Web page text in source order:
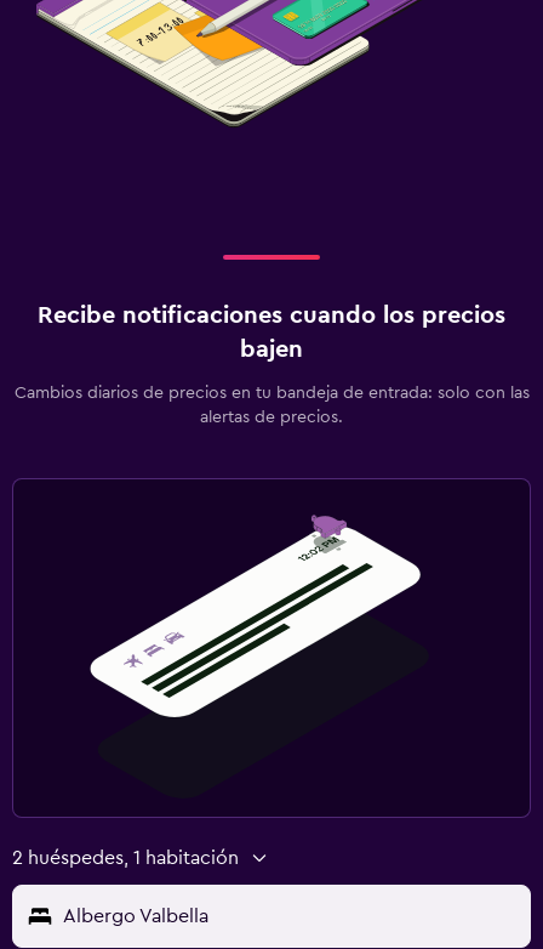
Recibe notificaciones cuando los precios
bajen
Cambios diarios de precios en tu bandeja de entrada: solo con las
alertas de precios.
2 huéspedes, 1 habitación
Albergo Valbella